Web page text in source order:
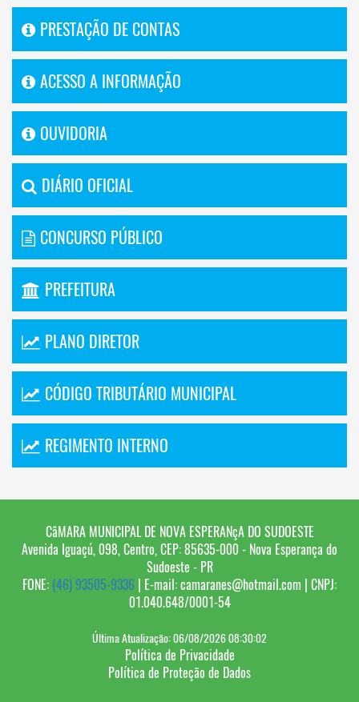
PRESTAÇÃO DE CONTAS
ACESSO A INFORMAÇÃO
OUVIDORIA
DIÁRIO OFICIAL
CONCURSO PÚBLICO
PREFEITURA
PLANO DIRETOR
CÓDIGO TRIBUTÁRIO MUNICIPAL
REGIMENTO INTERNO
CâMARA MUNICIPAL DE NOVA ESPERANçA DO SUDOESTE
Avenida Iguaçú, 098, Centro, CEP: 85635-000 - Nova Esperança do
Sudoeste - PR
FONE: (46) 93505-9336 | E-mail: camaranes@hotmail.com | CNPJ:
01.040.648/0001-54
Última Atualização: 06/08/2026 08:30:02
Política de Privacidade
Política de Proteção de Dados